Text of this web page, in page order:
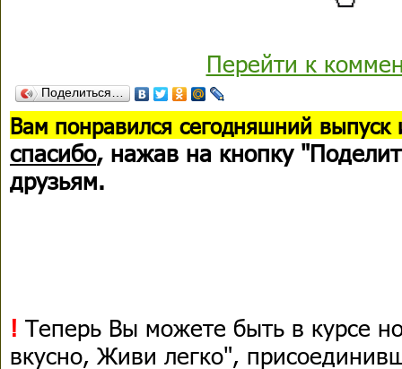
Перейти к
Поделиться…
Вам понравился сегодняшний выпуск
спасибо, нажав на кнопку
друзьям.
! Теперь Вы можете быть в курсе
вкусно, Живи легко",